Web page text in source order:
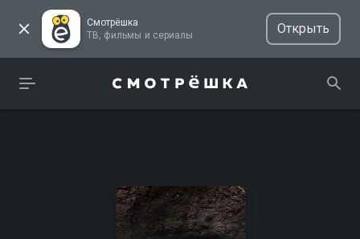
Смотрёшка
ТВ, фильмы и сериалы
Открыть